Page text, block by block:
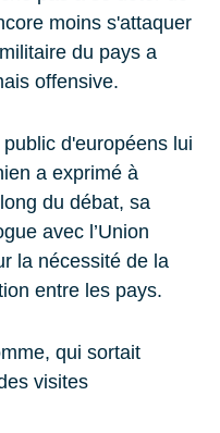
moins s'attaquer
du pays a
offensive.
d'européens lui
a exprimé à
du débat, sa
avec l’Union
la nécessité de la
entre les pays.
qui sortait
visites